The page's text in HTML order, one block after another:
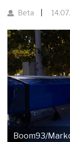
Beta
Boom93/